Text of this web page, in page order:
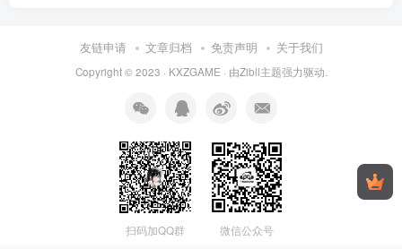
友链申请 文章归档 免责声明 关于我们
Copyright © 2023 · KXZGAME · 由Zibll主题强力驱动.
扫码加QQ群 微信公众号